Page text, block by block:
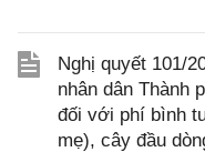
Nghị quyết 101/
nhân dân Thành
đối với phí bình
mẹ), cây đầu